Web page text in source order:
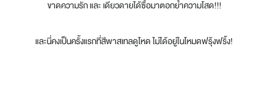
ขาดความรัก และ เดียวดายได้ซื้อมาตอกย้ำความโสด!!!
และนี่คงเป็นครั้งแรกที่สีพาสเทลดูโหด ไม่ได้อยู่ในโหมดฟรุ้งฟริ้ง!